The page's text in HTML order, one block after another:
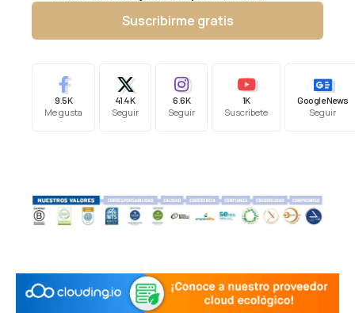
Suscribirme gratis
9.5K
Me gusta
41.4K
Seguir
6.6K
Seguir
1K
Suscríbete
Google News
Seguir